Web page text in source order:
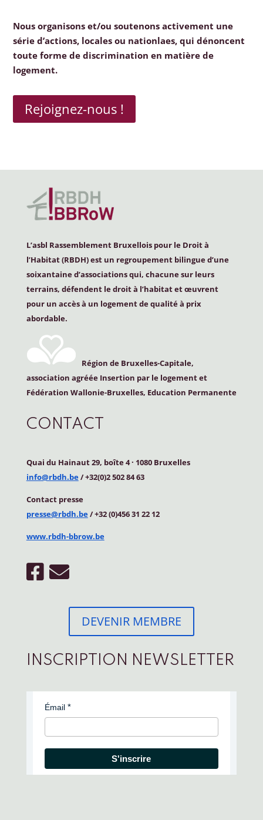
Nous organisons et/ou soutenons activement une
série d’actions, locales ou nationlaes, qui dénoncent
toute forme de discrimination en matière de
logement.
Rejoignez-nous !
L’asbl Rassemblement Bruxellois pour le Droit à
l’Habitat (RBDH) est un regroupement bilingue d’une
soixantaine d’associations qui, chacune sur leurs
terrains, défendent le droit à l’habitat et œuvrent
pour un accès à un logement de qualité à prix
abordable.
Région de Bruxelles-Capitale,
association agréée Insertion par le logement et
Fédération Wallonie-Bruxelles, Education Permanente
CONTACT
Quai du Hainaut 29, boîte 4· 1080 Bruxelles
info@rbdh.be/ +32(0)2 502 84 63
Contact presse
presse@rbdh.be/ +32 (0)456 31 22 12
www.rbdh-bbrow.be
DEVENIR MEMBRE
INSCRIPTION NEWSLETTER
Émail
S'inscrire